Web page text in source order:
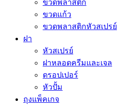
ขวดพลาสติก
ขวดแก้ว
ขวดพลาสติกหัวสเปรย์
ฝา
หัวสเปรย์
ฝาหลอดครีมและเจล
ดรอปเปอร์
หัวปั้ม
ถุงแพ็คเกจ